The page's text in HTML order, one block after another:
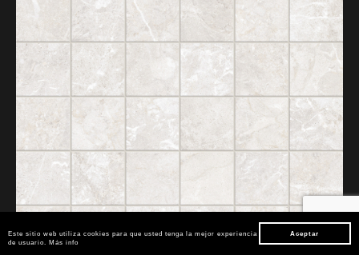
Aceptar
Este sitio web utiliza cookies para que usted tenga la mejor experiencia
de usuario. Más info